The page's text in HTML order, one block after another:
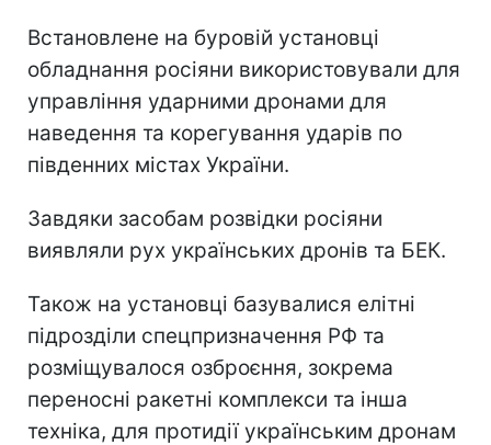
Встановлене на буровій установці
обладнання росіяни використовували для
управління ударними дронами для
наведення та корегування ударів по
південних містах України.
Завдяки засобам розвідки росіяни
виявляли рух українських дронів та БЕК.
Також на установці базувалися елітні
підрозділи спецпризначення РФ та
розміщувалося озброєння, зокрема
переносні ракетні комплекси та інша
техніка, для протидії українським дронам